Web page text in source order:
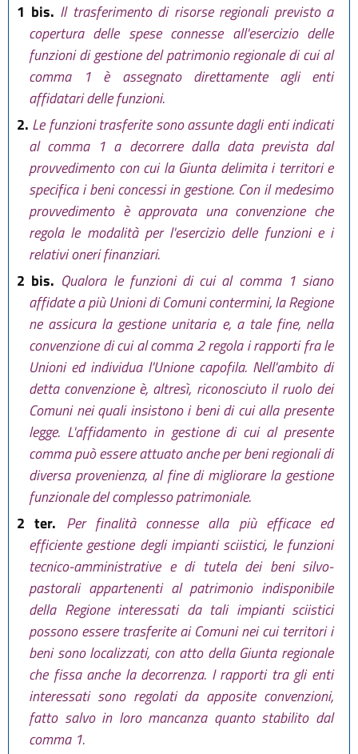
1 bis. Il trasferimento di risorse regionali previsto a
copertura delle spese connesse all'esercizio delle
funzioni di gestione del patrimonio regionale di cui al
comma 1 è assegnato direttamente agli enti
affidatari delle funzioni.
2. Le funzioni trasferite sono assunte dagli enti indicati
al comma 1 a decorrere dalla data prevista dal
provvedimento con cui la Giunta delimita i territori e
specifica i beni concessi in gestione. Con il medesimo
provvedimento è approvata una convenzione che
regola le modalità per l'esercizio delle funzioni e i
relativi oneri finanziari.
2 bis. Qualora le funzioni di cui al comma 1 siano
affidate a più Unioni di Comuni contermini, la Regione
ne assicura la gestione unitaria e, a tale fine, nella
convenzione di cui al comma 2 regola i rapporti fra le
Unioni ed individua l'Unione capofila. Nell'ambito di
detta convenzione è, altresì, riconosciuto il ruolo dei
Comuni nei quali insistono i beni di cui alla presente
legge. L'affidamento in gestione di cui al presente
comma può essere attuato anche per beni regionali di
diversa provenienza, al fine di migliorare la gestione
funzionale del complesso patrimoniale.
2 ter. Per finalità connesse alla più efficace ed
efficiente gestione degli impianti sciistici, le funzioni
tecnico-amministrative e di tutela dei beni silvo-
pastorali appartenenti al patrimonio indisponibile
della Regione interessati da tali impianti sciistici
possono essere trasferite ai Comuni nei cui territori i
beni sono localizzati, con atto della Giunta regionale
che fissa anche la decorrenza. I rapporti tra gli enti
interessati sono regolati da apposite convenzioni,
fatto salvo in loro mancanza quanto stabilito dal
comma 1.